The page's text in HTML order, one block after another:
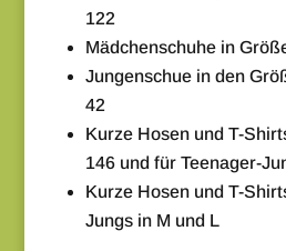
122
Mädchenschuhe in
Jungenschue in den
42
Kurze Hosen und T-
146 und für Teenager-
Kurze Hosen und T-
Jungs in M und L